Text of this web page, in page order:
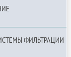
ФИЛЬТРАЦИИ